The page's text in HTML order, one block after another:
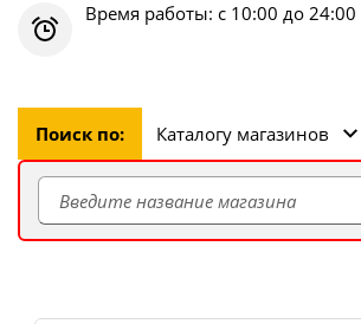
Время работы: с 10:00 до 24:00
Поиск по: Каталогу магазинов